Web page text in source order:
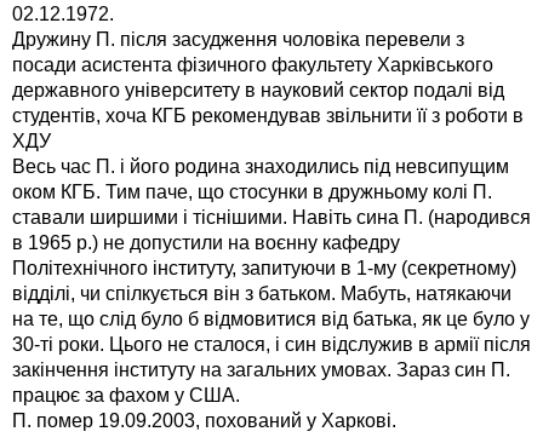
02.12.1972.
Дружину П. після засудження чоловіка перевели з
посади асистента фізичного факультету Харківського
державного університету в науковий сектор подалі від
студентів, хоча КГБ рекомендував звільнити її з роботи в
ХДУ
Весь час П. і його родина знаходились під невсипущим
оком КГБ. Тим паче, що стосунки в дружньому колі П.
ставали ширшими і тіснішими. Навіть сина П. (народився
в 1965 р.) не допустили на воєнну кафедру
Політехнічного інституту, запитуючи в 1-му (секретному)
відділі, чи спілкується він з батьком. Мабуть, натякаючи
на те, що слід було б відмовитися від батька, як це було у
30-ті роки. Цього не сталося, і син відслужив в армії після
закінчення інституту на загальних умовах. Зараз син П.
працює за фахом у США.
П. помер 19.09.2003, похований у Харкові.